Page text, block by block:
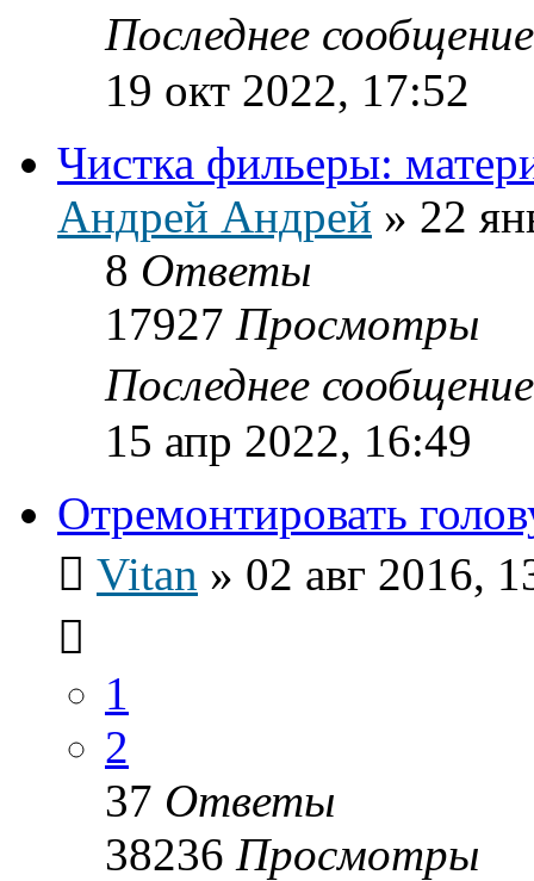
Последнее
19 окт 2022, 17:52
Чистка фильеры:
Андрей Андрей » 22
8 Ответы
17927 Просмотры
Последнее
15 апр 2022, 16:49
Отремонтировать
Vitan » 02 авг 2016,
1
2
37 Ответы
38236 Просмотры